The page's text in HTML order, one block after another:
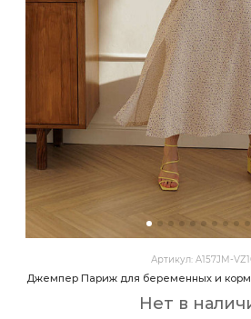
Артикул: A157JM-
Джемпер Париж для беременных и
Нет в